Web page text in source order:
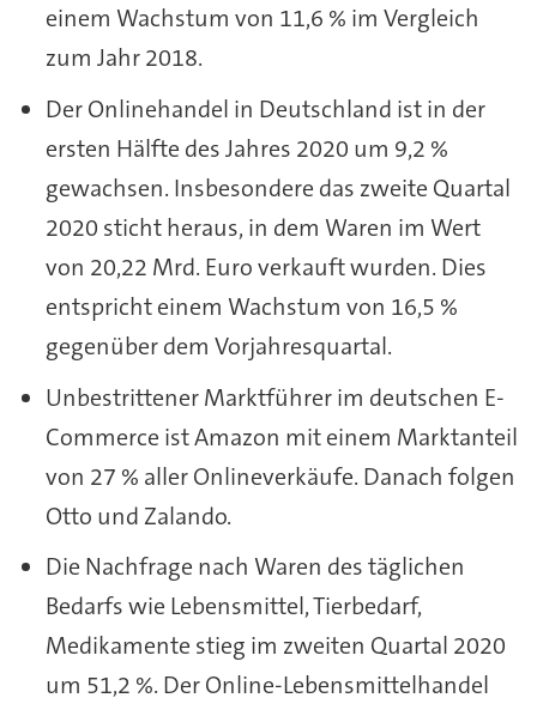
einem Wachstum von 11,6 % im Vergleich
zum Jahr 2018.
Der Onlinehandel in Deutschland ist in der
ersten Hälfte des Jahres 2020 um 9,2 %
gewachsen. Insbesondere das zweite Quartal
2020 sticht heraus, in dem Waren im Wert
von 20,22 Mrd. Euro verkauft wurden. Dies
entspricht einem Wachstum von 16,5 %
gegenüber dem Vorjahresquartal.
Unbestrittener Marktführer im deutschen E-
Commerce ist Amazon mit einem Marktanteil
von 27 % aller Onlineverkäufe. Danach folgen
Otto und Zalando.
Die Nachfrage nach Waren des täglichen
Bedarfs wie Lebensmittel, Tierbedarf,
Medikamente stieg im zweiten Quartal 2020
um 51,2 %. Der Online-Lebensmittelhandel